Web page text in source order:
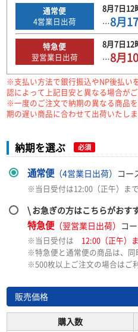
通常便
4営業日出荷
8月7日12
…8月
特急便
翌営業日出荷
8月7日12
…8月
※支払い方法で銀行振込やNP後払い
認によって上記目安と異なる場合がご
※一度のご注文で納期の異なる商品
期の遅い商品に合わせて出荷いたしま
納期を選ぶ 必須
通常便（4営業日出荷） コー
※当日受付は12:00（正午）まで
\ お急ぎの方はこちらがおす
特急便（翌営業日出荷） コ
※当日受付は 12:00（正午）
※特急便と通常便の商品は、同
※500枚以上ご注文の場合はご
販売価格
購入数